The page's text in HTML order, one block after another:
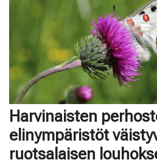
Harvinaisten
elinympäristöt
ruotsalaisen